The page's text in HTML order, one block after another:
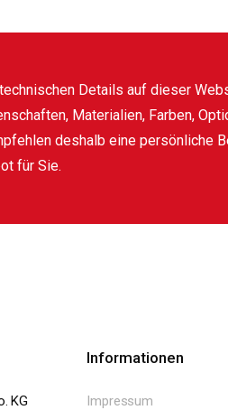
Details auf dieser
Materialien, Farben,
deshalb eine persönliche
für Sie.
KG
Informationen
Impressum